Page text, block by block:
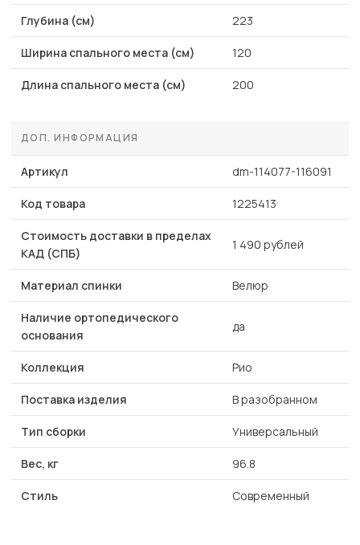
Глубина (см) 223
Ширина спального места (см) 120
Длина спального места (см) 200
ДОП. ИНФОРМАЦИЯ
Артикул dm-114077-116091
Код товара 1225413
Стоимость доставки в пределах
КАД (СПБ)
1 490 рублей
Материал спинки Велюр
Наличие ортопедического
основания
да
Коллекция Рио
Поставка изделия В разобранном
Тип сборки Универсальный
Вес, кг 96.8
Стиль Современный